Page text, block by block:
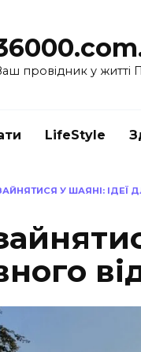
провідник у житті
LifeStyle
У ШАЯНІ: ІДЕЇ